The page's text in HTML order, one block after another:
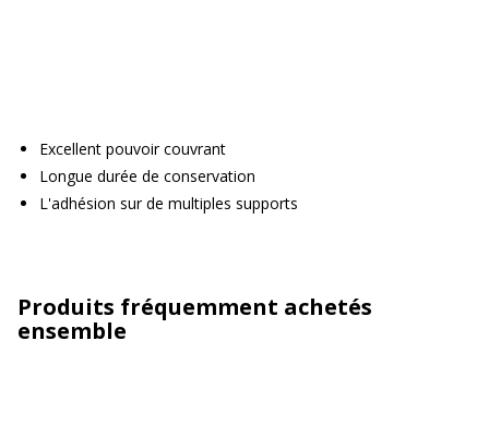
Excellent pouvoir couvrant
Longue durée de conservation
L'adhésion sur de multiples supports
Produits fréquemment achetés
ensemble